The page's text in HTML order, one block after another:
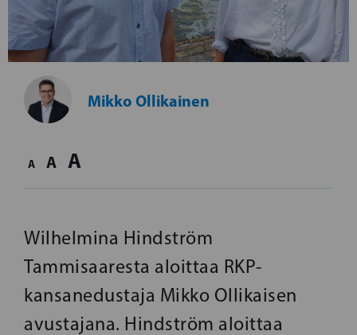
Mikko Ollikainen
A A A
Wilhelmina Hindström
Tammisaaresta aloittaa RKP-
kansanedustaja Mikko Ollikaisen
avustajana. Hindström aloittaa